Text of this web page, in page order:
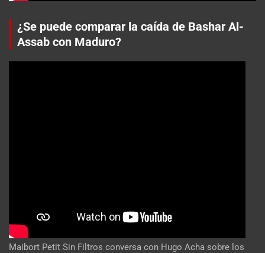
¿Se puede comparar la caída de Bashar Al-
Assab con Maduro?
Maibort Petit Sin Filtros conversa con Hugo Acha sobre los